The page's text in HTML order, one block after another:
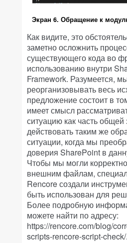
Экран 6. Обращение к
Как видите, это
заметно осложнить
существующего кода во
использованию внутри
Framework. Разумеется,
реорганизовывать весь
предложение состоит в
имеет смысл
ситуацию как часть общей
действовать таким же
ситуации, когда мы
доверия SharePoint в
Чтобы мы могли
внешним файлам,
Rencore создали
быть использован для
Более подробную
можете найти по адресу:
https://rencore.com/blog/
scripts-rencore-script-check/.